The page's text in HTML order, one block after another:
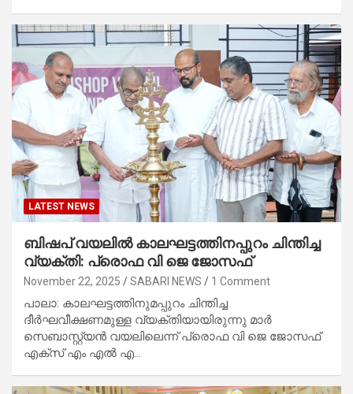
LATEST NEWS
ബിഷപ് വയലിൽ കാലഘട്ടത്തിനപ്പുറം ചിന്തിച്ച
വ്യക്തി: പ്രൊഫ വി ജെ ജോസഫ്
November 22, 2025 SABARI NEWS 1 Comment
പാലാ: കാലഘട്ടത്തിനുമപ്പുറം ചിന്തിച്ച
ദീർഘവീക്ഷണമുള്ള വ്യക്തിയായിരുന്നു മാർ
സെബാസ്റ്റ്യൻ വയലിലെന്ന് പ്രൊഫ വി ജെ ജോസഫ്
എക്സ് എം എൽ എ…